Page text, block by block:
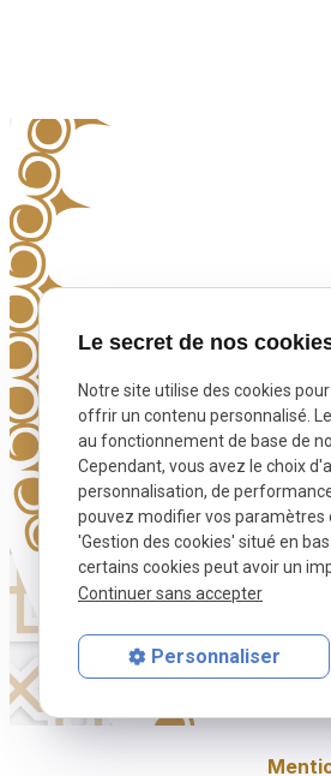
Prière
Le secret de nos
Notre site utilise des cookies
offrir un contenu personnalisé.
au fonctionnement de base de
Cependant, vous avez le choix
personnalisation, de
pouvez modifier vos paramètres
'Gestion des cookies' situé en
certains cookies peut avoir un
Continuer sans accepter
Personnaliser